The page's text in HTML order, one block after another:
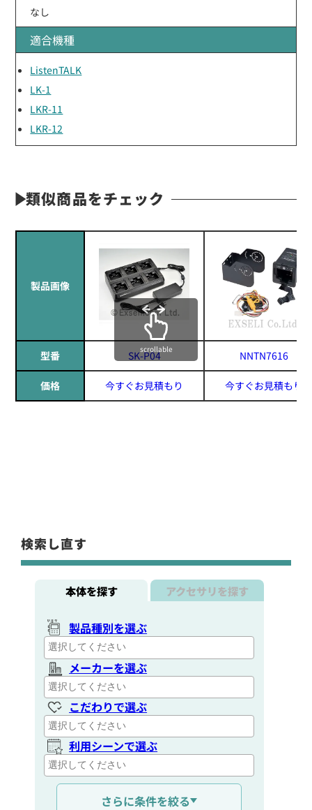
なし
適合機種
ListenTALK
LK-1
LKR-11
LKR-12
類似商品をチェック
製品画像
型番 SK-P04 NNTN7616
価格 今すぐお見積もり 今すぐお見積もり
scrollable
検索し直す
本体を探す アクセサリを探す
製品種別を選ぶ
メーカーを選ぶ
こだわりで選ぶ
利用シーンで選ぶ
通信距離を選ぶ
さらに条件を絞る